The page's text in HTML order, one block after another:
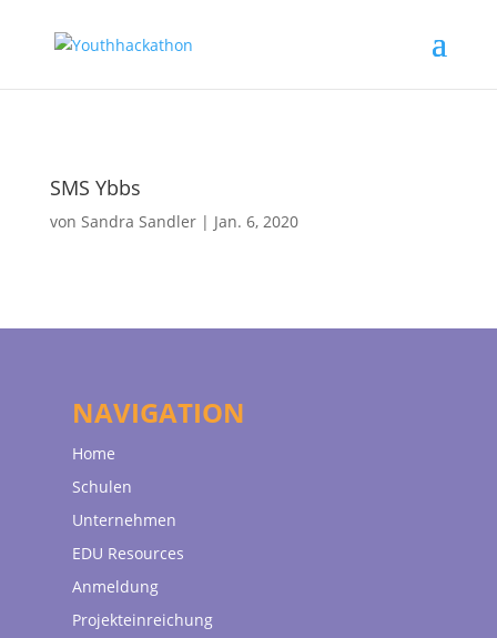
SMS Ybbs
von Sandra Sandler| Jan. 6, 2020
NAVIGATION
Home
Schulen
Unternehmen
EDU Resources
Anmeldung
Projekteinreichung